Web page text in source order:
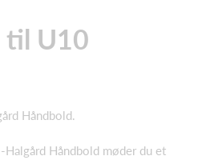
til U10
Håndbold.
Håndbold møder du et